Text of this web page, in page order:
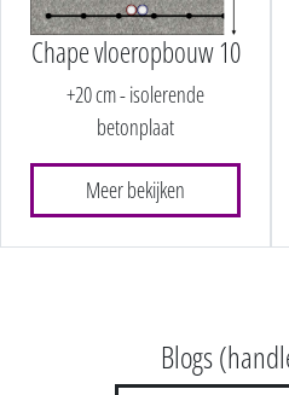
Chape vloeropbouw 10
+20 cm - isolerende
betonplaat
Meer bekijken
Blogs